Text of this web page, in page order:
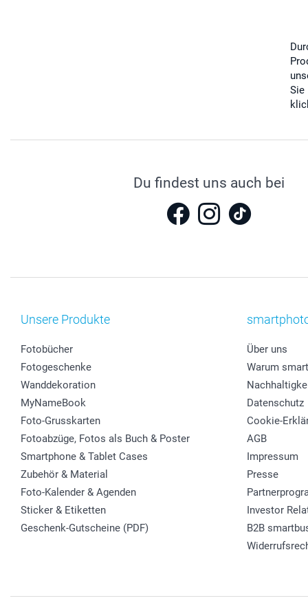
Sie
Du findest uns auch bei
Unsere Produkte
Fotobücher
Fotogeschenke
Wanddekoration
MyNameBook
Foto-Grusskarten
Fotoabzüge, Fotos als Buch & Poster
Smartphone & Tablet Cases
Zubehör & Material
Foto-Kalender & Agenden
Sticker & Etiketten
Geschenk-Gutscheine (PDF)
Über uns
Warum
Datenschutz
Cookie-
AGB
Impressum
Presse
Investor
B2B